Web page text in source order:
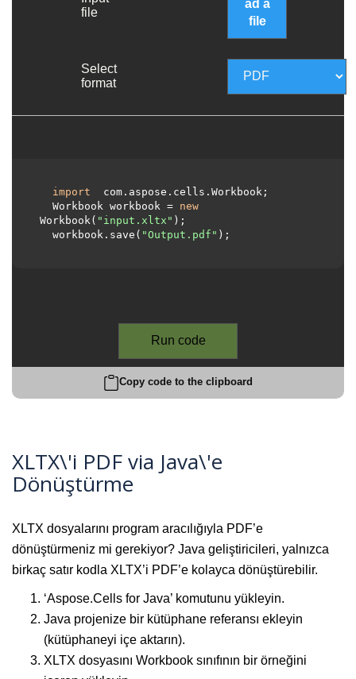
file
ad a
file
Select
format
import
com.aspose.cells.Workbook;
  Workbook workbook =
new
Workbook( "input.xltx" );
  workbook.save(
"Output.pdf" );
Run code
Copy code to the clipboard
XLTX\'i PDF via Java\'e
Dönüştürme
XLTX dosyalarını program aracılığıyla PDF’e
dönüştürmeniz mi gerekiyor? Java geliştiricileri, yalnızca
birkaç satır kodla XLTX’i PDF’e kolayca dönüştürebilir.
‘Aspose.Cells for Java’ komutunu yükleyin.
Java projenize bir kütüphane referansı ekleyin
(kütüphaneyi içe aktarın).
XLTX dosyasını Workbook sınıfının bir örneğini